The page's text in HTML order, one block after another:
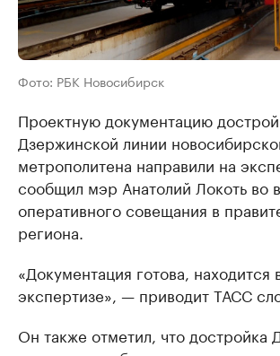
Фото: РБК Новосибирск
Проектную документацию
Дзержинской линии
метрополитена направили на
сообщил мэр Анатолий Локоть во
оперативного совещания в
региона.
«Документация готова, находится
экспертизе», — приводит ТАСС
Он также отметил, что достройка